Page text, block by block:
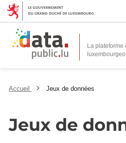
La plateforme
Accueil Jeux de données
Jeux de